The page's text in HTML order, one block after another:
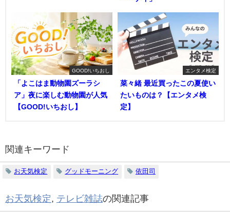
GOOD!いちおし
「よこはま動物園ズーラシ
ア」夜に楽しむ動物園が人気
【GOOD!いちおし】
エンタメ検定
菜々緒 最近買ったこの夏使い
たいものは？【エンタメ検
定】
関連キーワード
お天気検定 グッドモーニング 依田司
お天気検定, テレビ雑誌の関連記事